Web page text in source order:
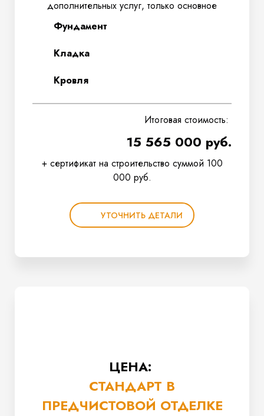
дополнительных услуг, только основное
Фундамент
Кладка
Кровля
Итоговая стоимость:
15 565 000 руб.
+ сертификат на строительство суммой 100
000 руб.
УТОЧНИТЬ ДЕТАЛИ
ЦЕНА:
СТАНДАРТ В
ПРЕДЧИСТОВОЙ ОТДЕЛКЕ